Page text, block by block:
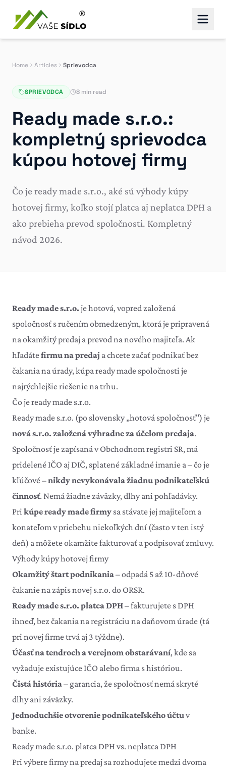
Home Articles Sprievodca
SPRIEVODCA 8 min read
Ready made s.r.o.:
kompletný sprievodca
kúpou hotovej firmy
Čo je ready made s.r.o., aké sú výhody kúpy
hotovej firmy, koľko stojí platca aj neplatca DPH a
ako prebieha prevod spoločnosti. Kompletný
návod 2026.
Ready made s.r.o. je hotová, vopred založená
spoločnosť s ručením obmedzeným, ktorá je pripravená
na okamžitý predaj a prevod na nového majiteľa. Ak
hľadátefirmu na predaj a chcete začať podnikať bez
čakania na úrady, kúpa ready made spoločnosti je
najrýchlejšie riešenie na trhu.
Čo je ready made s.r.o.
Ready made s.r.o. (po slovensky „hotová spoločnosť") je
nová s.r.o. založená výhradne za účelom predaja.
Spoločnosť je zapísaná v Obchodnom registri SR, má
pridelené IČO aj DIČ, splatené základné imanie a – čo je
kľúčové –nikdy nevykonávala žiadnu podnikateľskú
činnosť. Nemá žiadne záväzky, dlhy ani pohľadávky.
Prikúpe ready made firmy sa stávate jej majiteľom a
konateľom v priebehu niekoľkých dní (často v ten istý
deň) a môžete okamžite fakturovať a podpisovať zmluvy.
Výhody kúpy hotovej firmy
Okamžitý štart podnikania– odpadá 5 až 10-dňové
čakanie na zápis novej s.r.o. do ORSR.
Ready made s.r.o. platca DPH– fakturujete s DPH
ihneď, bez čakania na registráciu na daňovom úrade (tá
pri novej firme trvá aj 3 týždne).
Účasť na tendroch a verejnom obstarávaní, kde sa
vyžaduje existujúce IČO alebo firma s históriou.
Čistá história– garancia, že spoločnosť nemá skryté
dlhy ani záväzky.
Jednoduchšie otvorenie podnikateľského účtuv
banke.
Ready made s.r.o. platca DPH vs. neplatca DPH
Pri výbere firmy na predaj sa rozhodujete medzi dvoma